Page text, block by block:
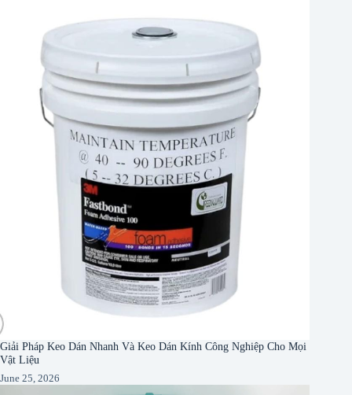
Giải Pháp Keo Dán Nhanh Và Keo Dán Kính Công Nghiệp Cho Mọi
Vật Liệu
June 25, 2026